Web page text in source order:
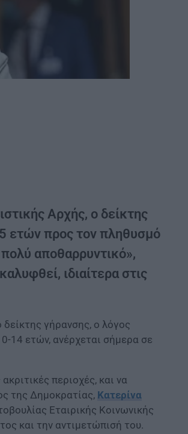
Αρχής, ο δείκτης
ετών προς τον πληθυσμό
αποθαρρυντικό»,
ιδιαίτερα στις
γήρανσης, ο λόγος
14 ετών, ανέρχεται σήμερα σε
περιοχές, και να
της Δημοκρατίας, Κατερίνα
Εταιρικής Κοινωνικής
και την αντιμετώπισή του.